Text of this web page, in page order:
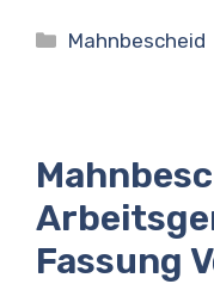
Kategorien
Mahnbescheid
Fassung